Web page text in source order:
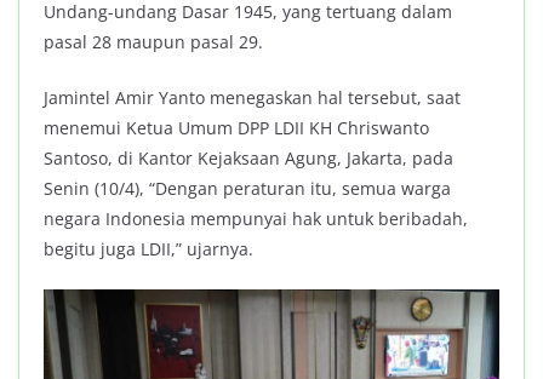
Undang-undang Dasar 1945, yang tertuang dalam
pasal 28 maupun pasal 29.
Jamintel Amir Yanto menegaskan hal tersebut, saat
menemui Ketua Umum DPP LDII KH Chriswanto
Santoso, di Kantor Kejaksaan Agung, Jakarta, pada
Senin (10/4), “Dengan peraturan itu, semua warga
negara Indonesia mempunyai hak untuk beribadah,
begitu juga LDII,” ujarnya.